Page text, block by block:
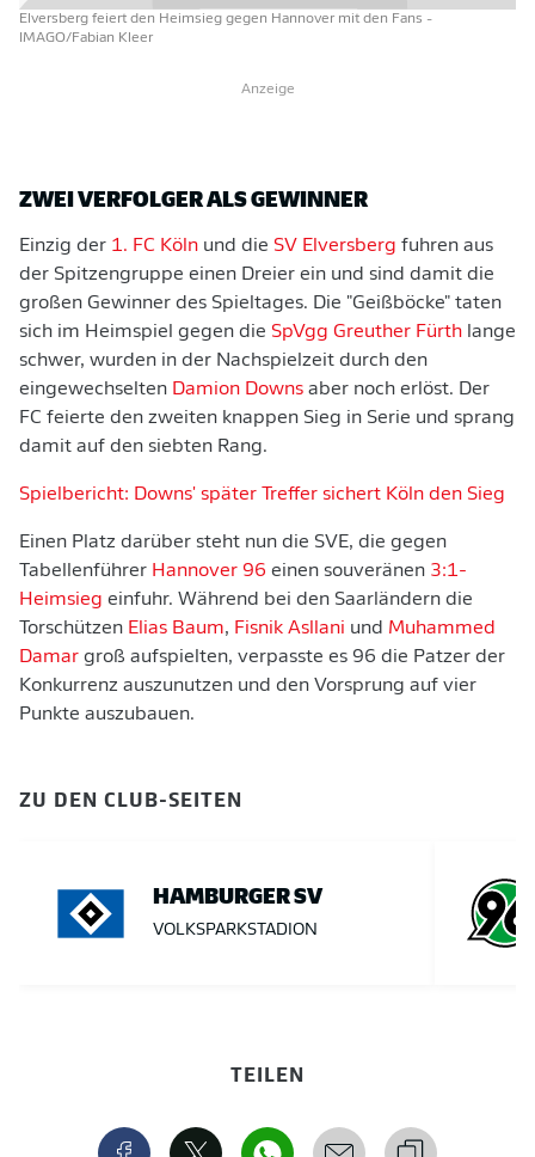
Elversberg feiert den Heimsieg gegen Hannover mit den Fans -
IMAGO/Fabian Kleer
Anzeige
ZWEI VERFOLGER ALS GEWINNER
Einzig der 1. FC Köln und die SV Elversberg fuhren aus
der Spitzengruppe einen Dreier ein und sind damit die
großen Gewinner des Spieltages. Die "Geißböcke" taten
sich im Heimspiel gegen die SpVgg Greuther Fürth lange
schwer, wurden in der Nachspielzeit durch den
eingewechselten Damion Downs aber noch erlöst. Der
FC feierte den zweiten knappen Sieg in Serie und sprang
damit auf den siebten Rang.
Spielbericht: Downs' später Treffer sichert Köln den Sieg
Einen Platz darüber steht nun die SVE, die gegen
Tabellenführer Hannover 96 einen souveränen 3:1-
Heimsieg einfuhr. Während bei den Saarländern die
Torschützen Elias Baum, Fisnik Asllani und Muhammed
Damar groß aufspielten, verpasste es 96 die Patzer der
Konkurrenz auszunutzen und den Vorsprung auf vier
Punkte auszubauen.
ZU DEN CLUB-SEITEN
HAMBURGER SV
VOLKSPARKSTADION
TEILEN